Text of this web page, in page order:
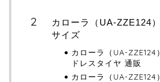
カローラ（UA-ZZE124
サイズ
カローラ（UA-ZZE124
ドレスタイヤ 通販
カローラ（UA-ZZE124